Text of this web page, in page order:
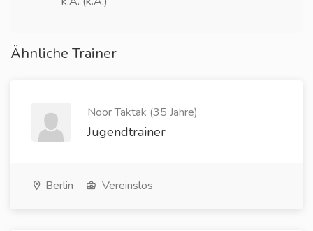
Ähnliche Trainer
Noor Taktak (35 Jahre)
Jugendtrainer
Berlin Vereinslos